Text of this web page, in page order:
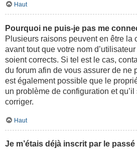
Haut
Pourquoi ne puis-je pas me
Plusieurs raisons peuvent en être la
avant tout que votre nom
soient corrects. Si tel est le cas,
du forum afin de vous assurer de ne
est également possible que le
un problème de configuration et
corriger.
Haut
Je m’étais déjà inscrit par le